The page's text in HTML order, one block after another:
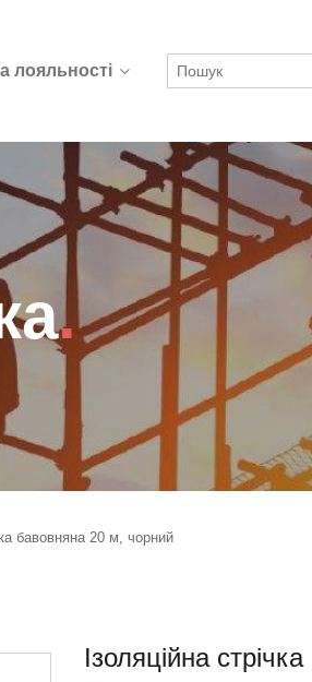
лояльності
.
бавовняна 20 м, чорний
Ізоляційна